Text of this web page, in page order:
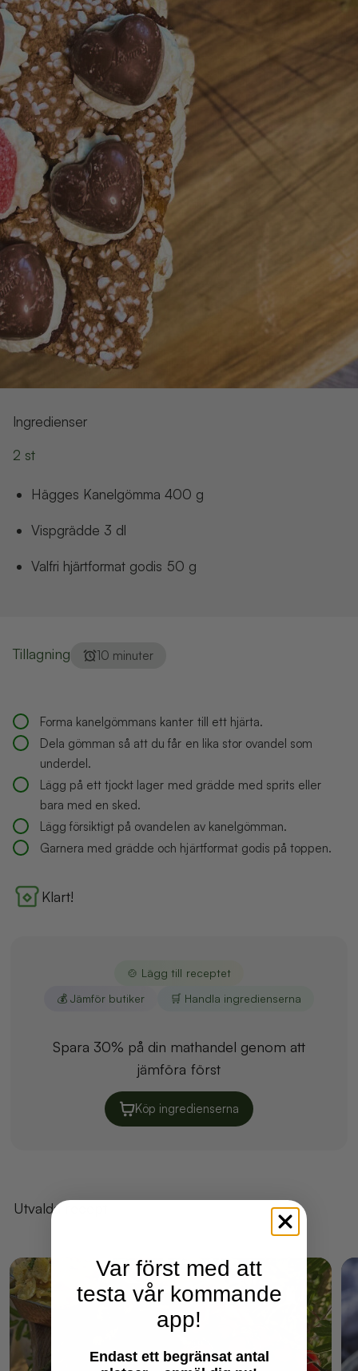
Ingredienser
2 st
Hägges Kanelgömma 400 g
vispgrädde 3 dl
Valfri hjärtformat godis 50 g
Tillagning 10 minuter
Forma kanelgömmans kanter till ett hjärta.
Dela gömman så att du får en lika stor ovandel som
underdel.
Lägg på ett tjockt lager med grädde med sprits eller
bara med en sked.
Lägg försiktigt på ovandelen av kanelgömman.
Garnera med grädde och hjärtformat godis på toppen.
Klart!
🍲 Lägg till receptet
💰 Jämför butiker
🛒 Handla ingredienserna
Spara 30% på din mathandel genom att
jämföra först
Köp ingredienserna
Utvalda recept
Var först med att
testa vår kommande
app!
Endast ett begränsat antal